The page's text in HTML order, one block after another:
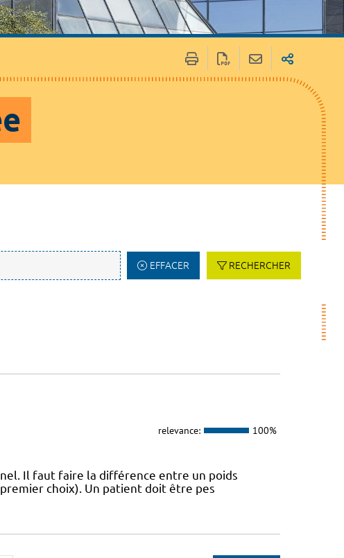
EFFACER RECHERCHER
relevance: 100%
Il faut faire la différence entre un poids
choix). Un patient doit être pes